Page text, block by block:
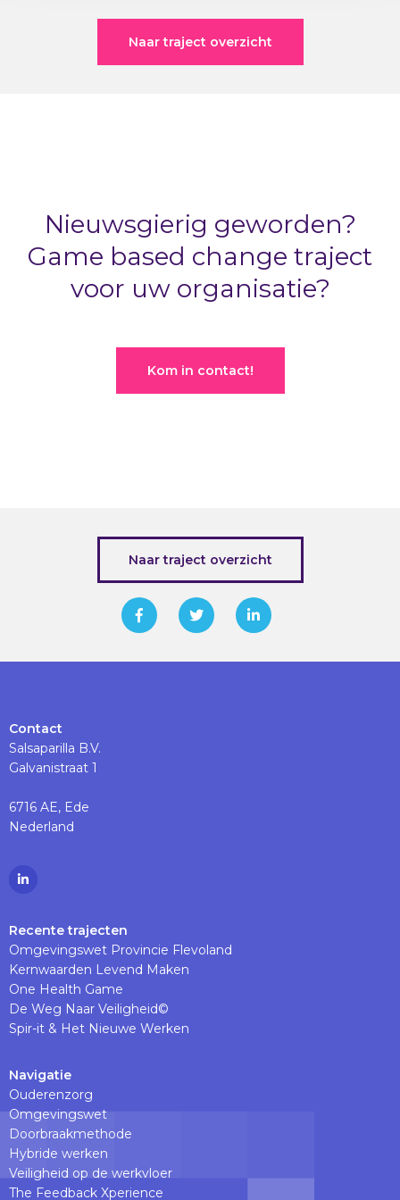
Naar traject overzicht
Nieuwsgierig geworden?
Game based change traject
voor uw organisatie?
Kom in contact!
Naar traject overzicht
Contact
Salsaparilla B.V.
Galvanistraat 1
6716 AE, Ede
Nederland
Ga
Linkedinpagina
Recente trajecten
Omgevingswet Provincie Flevoland
Kernwaarden Levend Maken
One Health Game
De Weg Naar Veiligheid©
Spir-it & Het Nieuwe Werken
Navigatie
Ouderenzorg
Omgevingswet
Doorbraakmethode
Hybride werken
Veiligheid op de werkvloer
The Feedback Xperience